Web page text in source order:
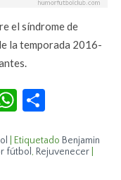
el síndrome de
la temporada 2016-
WhatsApp
Etiquetado Benjamin
fútbol, Rejuvenecer